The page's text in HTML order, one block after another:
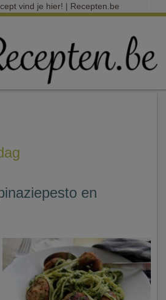
vind je hier! | Recepten.be
en